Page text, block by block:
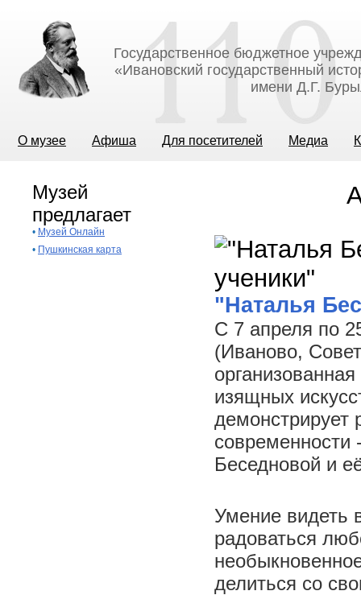
Государственное бюджетное
«Ивановский государственный
имени Д.Г.
О музее Афиша Для посетителей Медиа
Музей
предлагает
• Музей Онлайн
• Пушкинская карта
"Наталья
С 7 апреля по
(Иваново,
изящных
демонстрирует
современности
Беседновой и
Умение видеть
радоваться
делиться со